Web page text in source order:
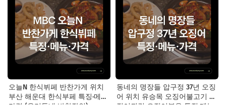
오늘N 한식뷔페 반찬가게 위치
부산 해운대 한식부페 특징·메뉴·
가격 (우리동네 반찬장인)
동네의 명장들 압구정 37년 오징
어 위치 유승목 오징어불고기 오
징어튀김 오징어볶음 특징·메뉴·